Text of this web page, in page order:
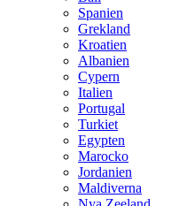
Spanien
Grekland
Kroatien
Albanien
Cypern
Italien
Portugal
Turkiet
Egypten
Marocko
Jordanien
Maldiverna